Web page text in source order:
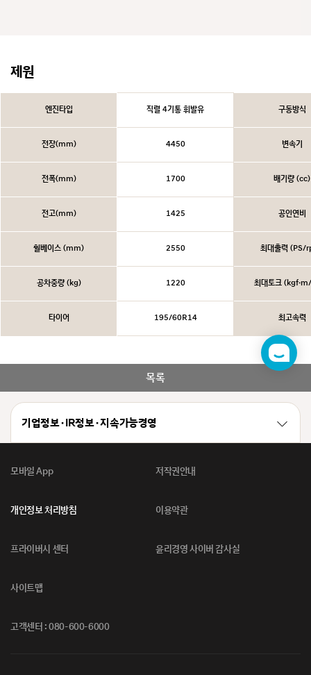
제원
엔진타입 직렬 4기통 휘발유 구동방식
전장(mm) 4450 변속기
전폭(mm) 1700 배기량 (cc)
전고(mm) 1425 공인연비
휠베이스 (mm) 2550 최대출력 (PS/
공차중량 (kg) 1220 최대토크
타이어 195/60R14 최고속력
목록
챗
봇
기업정보 · IR정보 · 지속가능경영
모바일 App 저작권안내
개인정보 처리방침 이용약관
프라이버시 센터 윤리경영 사이버 감사실
사이트맵
고객센터 : 080-600-6000